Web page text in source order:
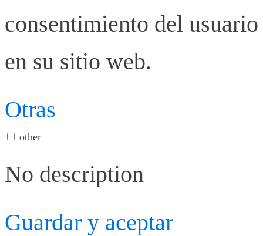
consentimiento del
en su sitio web.
Otras
other
No description
Guardar y aceptar